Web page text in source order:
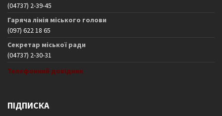
(04737) 2-39-45
Гаряча лінія міського голови
(097) 622 18 65
Секретар міської ради
(04737) 2-30-31
Телефонний довідник
ПІДПИСКА